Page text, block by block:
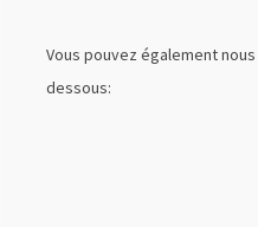
Vous pouvez également
dessous: